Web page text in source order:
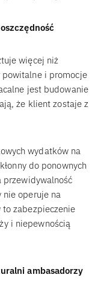
więcej niż
powitalne i promocje
jest budowanie
że klient zostaje z
wydatków na
do ponownych
nie operuje na
to zabezpieczenie
i niepewnością
ambasadorzy